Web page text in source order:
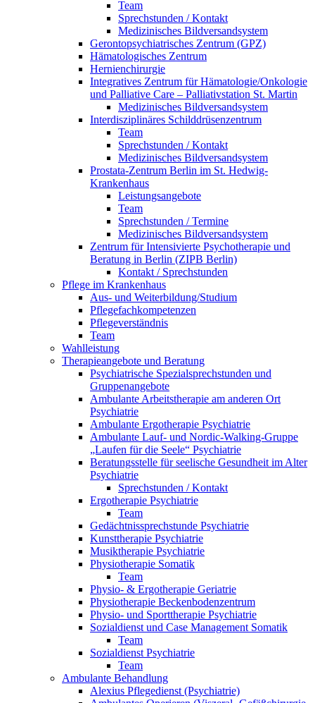
Team
Sprechstunden / Kontakt
Medizinisches Bildversandsystem
Gerontopsychiatrisches Zentrum (GPZ)
Hämatologisches Zentrum
Hernienchirurgie
Integratives Zentrum für Hämatologie/Onkologie
und Palliative Care – Palliativstation St. Martin
Medizinisches Bildversandsystem
Interdisziplinäres Schilddrüsenzentrum
Team
Sprechstunden / Kontakt
Medizinisches Bildversandsystem
Prostata-Zentrum Berlin im St. Hedwig-
Krankenhaus
Leistungsangebote
Team
Sprechstunden / Termine
Medizinisches Bildversandsystem
Zentrum für Intensivierte Psychotherapie und
Beratung in Berlin (ZIPB Berlin)
Kontakt / Sprechstunden
Pflege im Krankenhaus
Aus- und Weiterbildung/Studium
Pflegefachkompetenzen
Pflegeverständnis
Team
Wahlleistung
Therapieangebote und Beratung
Psychiatrische Spezialsprechstunden und
Gruppenangebote
Ambulante Arbeitstherapie am anderen Ort
Psychiatrie
Ambulante Ergotherapie Psychiatrie
Ambulante Lauf- und Nordic-Walking-Gruppe
„Laufen für die Seele“ Psychiatrie
Beratungsstelle für seelische Gesundheit im Alter
Psychiatrie
Sprechstunden / Kontakt
Ergotherapie Psychiatrie
Team
Gedächtnissprechstunde Psychiatrie
Kunsttherapie Psychiatrie
Musiktherapie Psychiatrie
Physiotherapie Somatik
Team
Physio- & Ergotherapie Geriatrie
Physiotherapie Beckenbodenzentrum
Physio- und Sporttherapie Psychiatrie
Sozialdienst und Case Management Somatik
Team
Sozialdienst Psychiatrie
Team
Ambulante Behandlung
Alexius Pflegedienst (Psychiatrie)